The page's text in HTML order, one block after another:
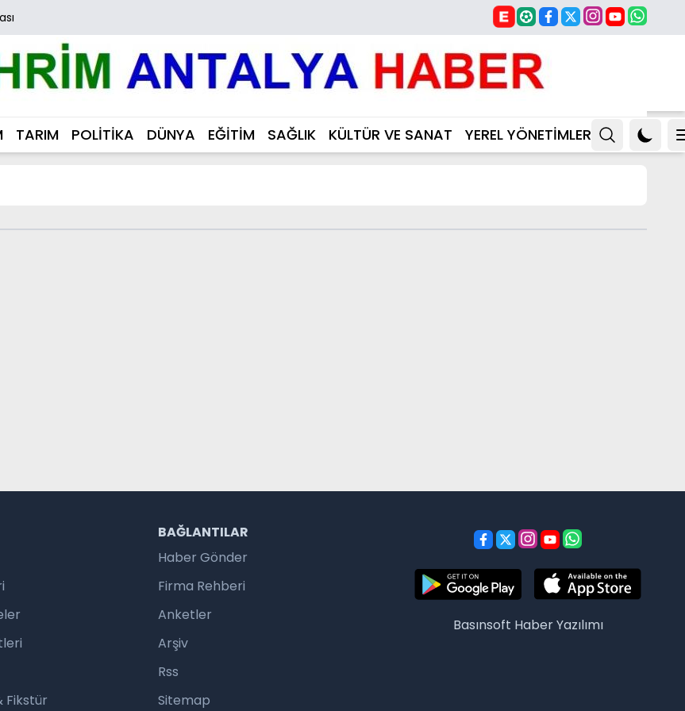
TARIM POLİTİKA DÜNYA EĞİTİM SAĞLIK KÜLTÜR VE SANAT YEREL YÖNETİMLER
Fikstür
BAĞLANTILAR
Haber Gönder
Firma Rehberi
Anketler
Arşiv
Rss
Sitemap
Basınsoft Haber Yazılımı